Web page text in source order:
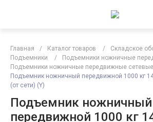
Главная / Каталог товаров / Складское
Подъемники
/ Подъемники ножничные
Подъемники ножничные передвижные сетевые
Подъемник ножничный передвижной 1000 кг
(от сети) (Y)
Подъемник ножничный
передвижной 1000 кг